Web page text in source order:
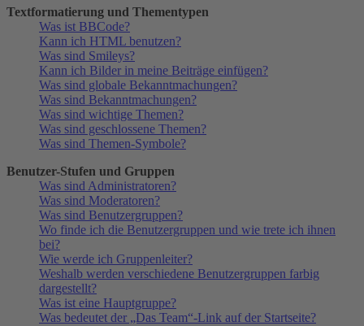
Textformatierung und Thementypen
Was ist BBCode?
Kann ich HTML benutzen?
Was sind Smileys?
Kann ich Bilder in meine Beiträge einfügen?
Was sind globale Bekanntmachungen?
Was sind Bekanntmachungen?
Was sind wichtige Themen?
Was sind geschlossene Themen?
Was sind Themen-Symbole?
Benutzer-Stufen und Gruppen
Was sind Administratoren?
Was sind Moderatoren?
Was sind Benutzergruppen?
Wo finde ich die Benutzergruppen und wie trete ich ihnen
bei?
Wie werde ich Gruppenleiter?
Weshalb werden verschiedene Benutzergruppen farbig
dargestellt?
Was ist eine Hauptgruppe?
Was bedeutet der „Das Team“-Link auf der Startseite?